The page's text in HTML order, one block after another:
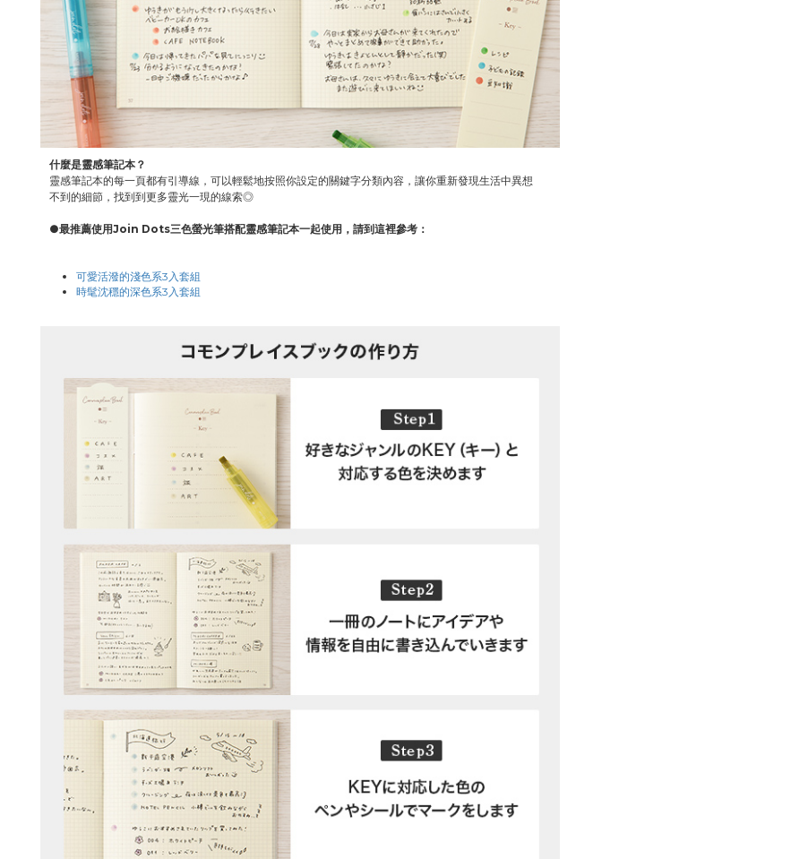
什麼是靈感筆記本？
靈感筆記本的每一頁都有引導線，可以輕鬆地按照你設定的關鍵字分類內容，讓你重新發現生活中異想
不到的細節，找到到更多靈光一現的線索◎
●最推薦使用Join Dots三色螢光筆搭配靈感筆記本一起使用，請到這裡參考：
可愛活潑的淺色系3入套組
時髦沈穩的深色系3入套組